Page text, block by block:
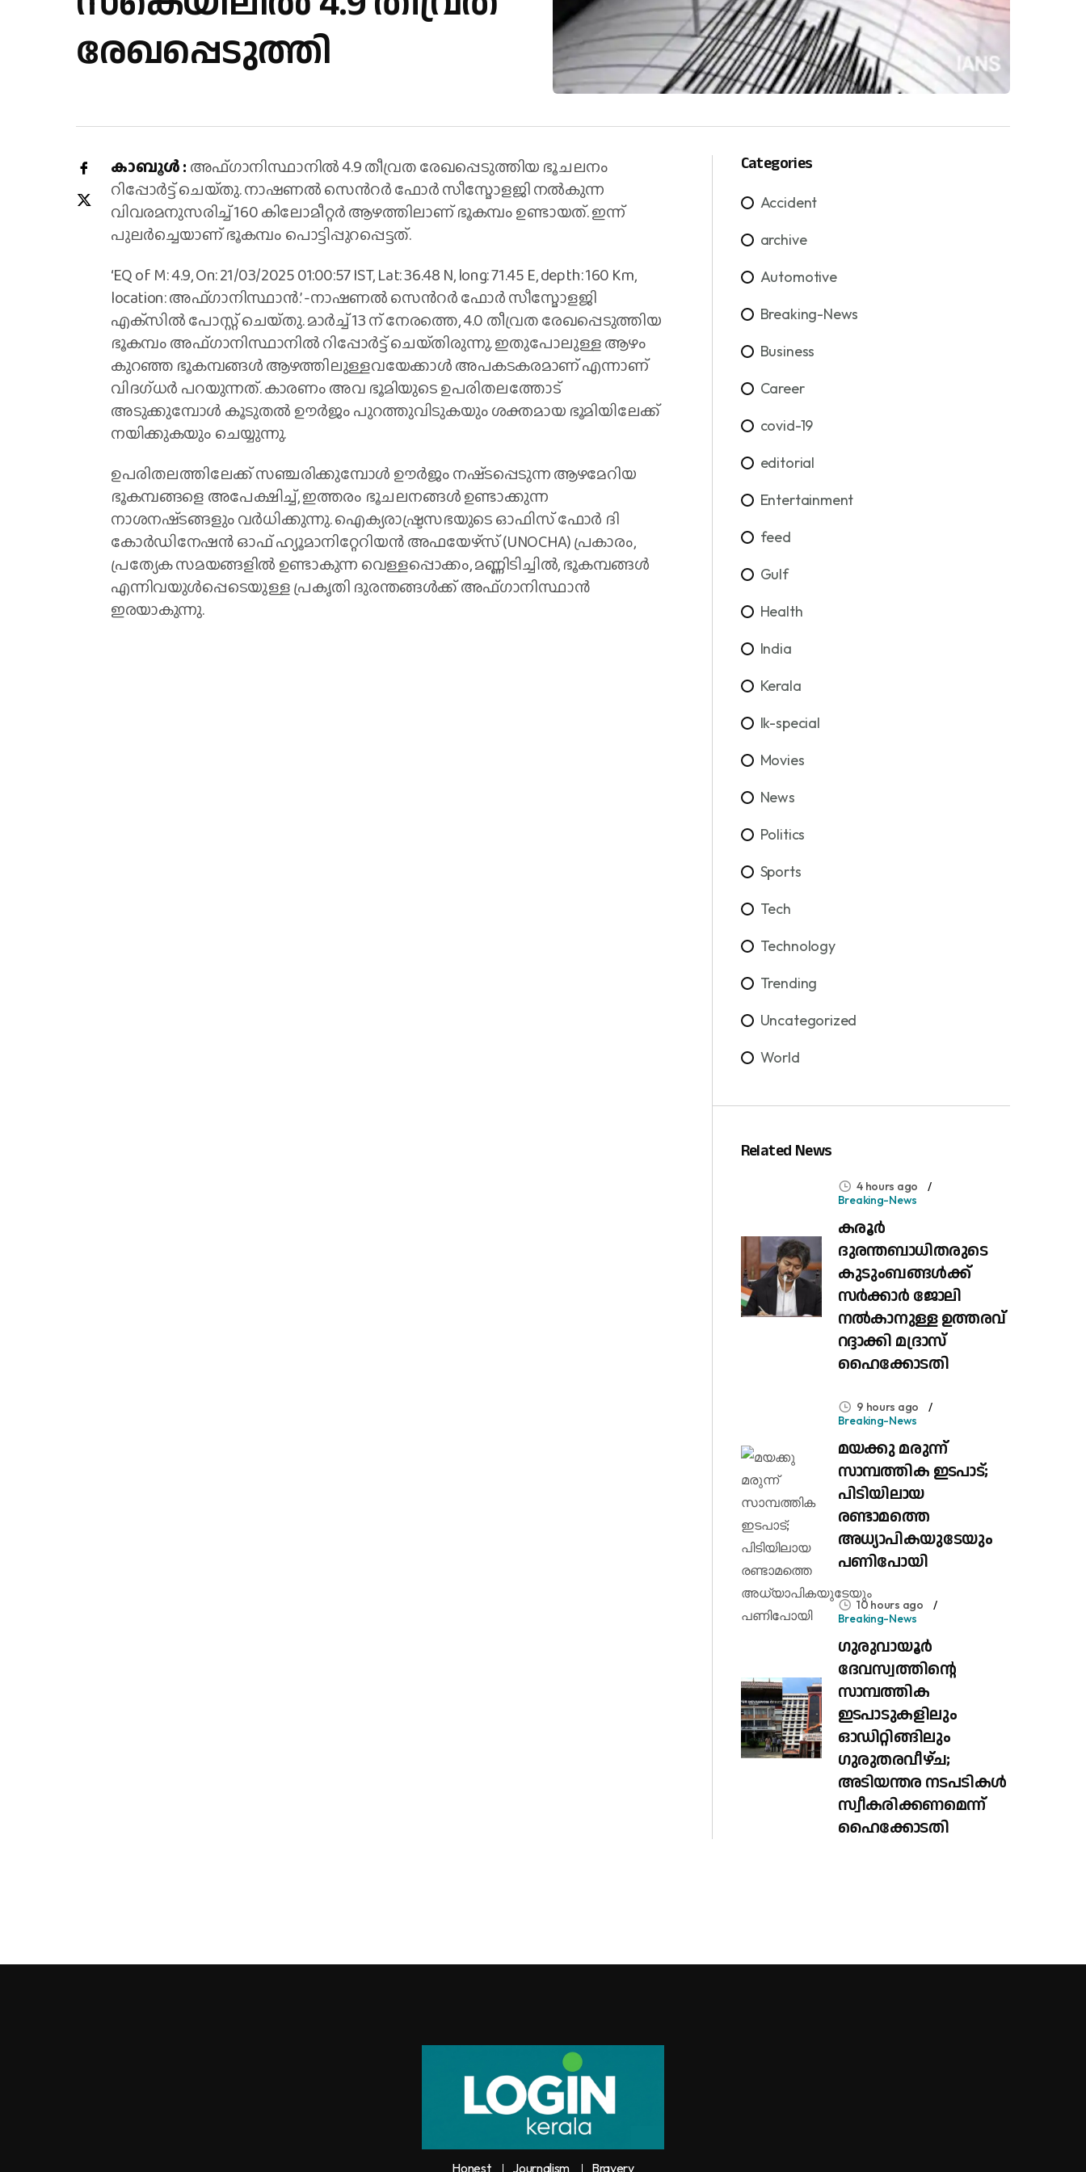
രേഖപ്പെടുത്തി
കാബൂള്‍ : അഫ്‌ഗാനിസ്ഥാനില്‍ 4.9 തീവ്രത രേഖപ്പെടുത്തിയ ഭൂചലനം
റിപ്പോര്‍ട്ട് ചെയ്‌തു. നാഷണൽ സെന്‍റർ ഫോർ സീസ്മോളജി നല്‍കുന്ന
വിവരമനുസരിച്ച് 160 കിലോമീറ്റര്‍ ആഴത്തിലാണ് ഭൂകമ്പം ഉണ്ടായത്. ഇന്ന്
പുലര്‍ച്ചെയാണ് ഭൂകമ്പം പൊട്ടിപ്പുറപ്പെട്ടത്.
‘EQ of M: 4.9, On: 21/03/2025 01:00:57 IST, Lat: 36.48 N, long: 71.45 E, depth: 160 Km,
location: അഫ്‌ഗാനിസ്ഥാൻ.’ -നാഷണൽ സെന്‍റർ ഫോർ സീസ്മോളജി
എക്‌സില്‍ പോസ്റ്റ് ചെയ്‌തു. മാർച്ച് 13 ന് നേരത്തെ, 4.0 തീവ്രത രേഖപ്പെടുത്തിയ
ഭൂകമ്പം അഫ്‌ഗാനിസ്ഥാനിൽ റിപ്പോര്‍ട്ട് ചെയ്‌തിരുന്നു. ഇതുപോലുള്ള ആഴം
കുറഞ്ഞ ഭൂകമ്പങ്ങൾ ആഴത്തിലുള്ളവയേക്കാൾ അപകടകരമാണ് എന്നാണ്
വിദഗ്‌ധര്‍ പറയുന്നത്. കാരണം അവ ഭൂമിയുടെ ഉപരിതലത്തോട്
അടുക്കുമ്പോൾ കൂടുതൽ ഊർജം പുറത്തുവിടുകയും ശക്തമായ ഭൂമിയിലേക്ക്
നയിക്കുകയും ചെയ്യുന്നു.
ഉപരിതലത്തിലേക്ക് സഞ്ചരിക്കുമ്പോൾ ഊർജം നഷ്‌ടപ്പെടുന്ന ആഴമേറിയ
ഭൂകമ്പങ്ങളെ അപേക്ഷിച്ച്, ഇത്തരം ഭൂചലനങ്ങള്‍ ഉണ്ടാക്കുന്ന
നാശനഷ്‌ടങ്ങളും വർധിക്കുന്നു. ഐക്യരാഷ്ട്രസഭയുടെ ഓഫിസ് ഫോർ ദി
കോർഡിനേഷൻ ഓഫ് ഹ്യൂമാനിറ്റേറിയൻ അഫയേഴ്‌സ് (UNOCHA) പ്രകാരം,
പ്രത്യേക സമയങ്ങളില്‍ ഉണ്ടാകുന്ന വെള്ളപ്പൊക്കം, മണ്ണിടിച്ചിൽ, ഭൂകമ്പങ്ങൾ
എന്നിവയുൾപ്പെടെയുള്ള പ്രകൃതി ദുരന്തങ്ങൾക്ക് അഫ്‌ഗാനിസ്ഥാൻ
ഇരയാകുന്നു.
Categories
Accident
archive
Automotive
Breaking-News
Business
Career
covid-19
editorial
Entertainment
feed
Gulf
Health
India
Kerala
lk-special
Movies
News
Politics
Sports
Tech
Technology
Trending
Uncategorized
World
Related News
4 hours ago
Breaking-News
കരൂർ
ദുരന്തബാധിതരുടെ
കുടുംബങ്ങൾക്ക്
സർക്കാർ ജോലി
നൽകാനുള്ള ഉത്തരവ്
റദ്ദാക്കി മദ്രാസ്
ഹൈക്കോടതി
9 hours ago
Breaking-News
മയക്കു മരുന്ന്
സാമ്പത്തിക ഇടപാട്;
പിടിയിലായ
രണ്ടാമത്തെ
അധ്യാപികയുടേയും
പണിപോയി
10 hours ago
Breaking-News
ഗുരുവായൂർ
ദേവസ്വത്തിന്റെ
സാമ്പത്തിക
ഇടപാടുകളിലും
ഓഡിറ്റിങ്ങിലും ​
ഗുരുതരവീഴ്ച;
അടിയന്തര നടപടികൾ
സ്വീകരിക്കണമെന്ന്
ഹൈക്കോടതി
Honest Journalism Bravery